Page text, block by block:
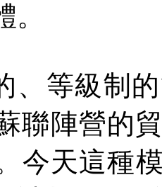
、等級制
聯陣營的
今天這種